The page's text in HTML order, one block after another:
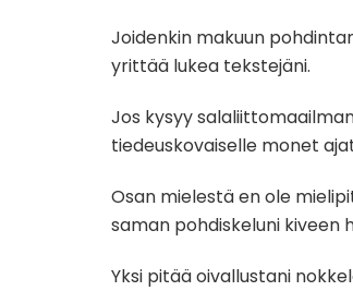
Joidenkin makuun
yrittää lukea tekstejäni.
Jos kysyy
tiedeuskovaiselle monet
Osan mielestä en ole
saman pohdiskeluni kiveen
Yksi pitää oivallustani